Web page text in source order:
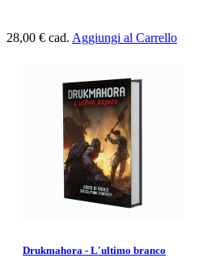
28,00 € cad. Aggiungi al Carrello
Drukmahora - L'ultimo branco